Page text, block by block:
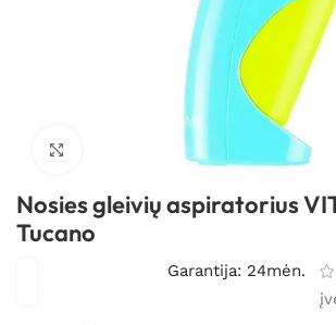
Spustelėkite, kad padidintumėte
Nosies gleivių aspiratorius
Tucano
Garantija: 24mėn.